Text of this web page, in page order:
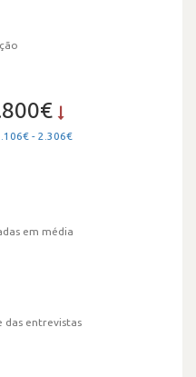
- 2.306€
em média
das entrevistas